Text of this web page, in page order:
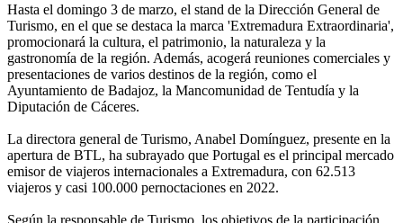
Hasta el domingo 3 de marzo, el stand de la Dirección General de
Turismo, en el que se destaca la marca 'Extremadura Extraordinaria',
promocionará la cultura, el patrimonio, la naturaleza y la
gastronomía de la región. Además, acogerá reuniones comerciales y
presentaciones de varios destinos de la región, como el
Ayuntamiento de Badajoz, la Mancomunidad de Tentudía y la
Diputación de Cáceres.
La directora general de Turismo, Anabel Domínguez, presente en la
apertura de BTL, ha subrayado que Portugal es el principal mercado
emisor de viajeros internacionales a Extremadura, con 62.513
viajeros y casi 100.000 pernoctaciones en 2022.
Según la responsable de Turismo, los objetivos de la participación